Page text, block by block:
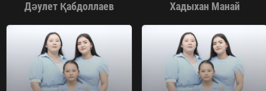
Дәулет Қабдоллаев Хадыхан Манай